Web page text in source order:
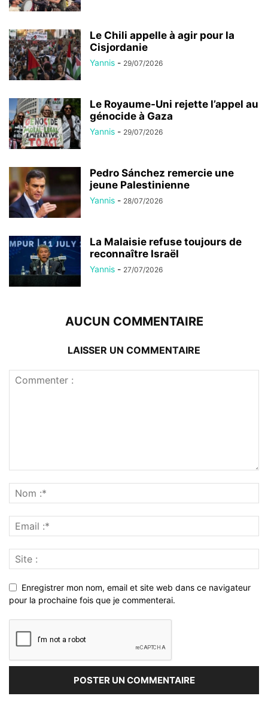
Le Chili appelle à agir pour la
Cisjordanie
Yannis - 29/07/2026
Le Royaume-Uni rejette l’appel au
génocide à Gaza
Yannis - 29/07/2026
Pedro Sánchez remercie une
jeune Palestinienne
Yannis - 28/07/2026
La Malaisie refuse toujours de
reconnaître Israël
Yannis - 27/07/2026
AUCUN COMMENTAIRE
LAISSER UN COMMENTAIRE
Enregistrer mon nom, email et site web dans ce navigateur
pour la prochaine fois que je commenterai.